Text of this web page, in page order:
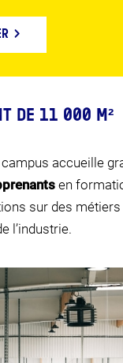
DE 11 000 M²
campus accueille
en
sur des métiers
l’industrie.